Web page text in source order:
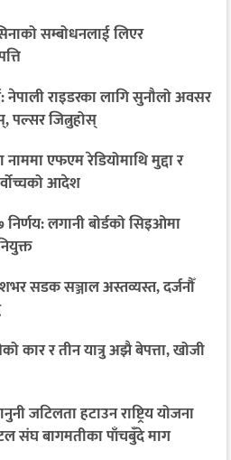
सम्बोधनलाई लिएर
नेपाली राइडरका लागि सुनौलो अवसर
पल्सर जित्नुहोस्
नाममा एफएम रेडियोमाथि मुद्दा र
आदेश
निर्णय: लगानी बोर्डको सिइओमा
सडक सञ्जाल अस्तव्यस्त, दर्जनौँ
कार र तीन यात्रु अझै बेपत्ता, खोजी
जटिलता हटाउन राष्ट्रिय योजना
संघ बागमतीका पाँचबुँदे माग